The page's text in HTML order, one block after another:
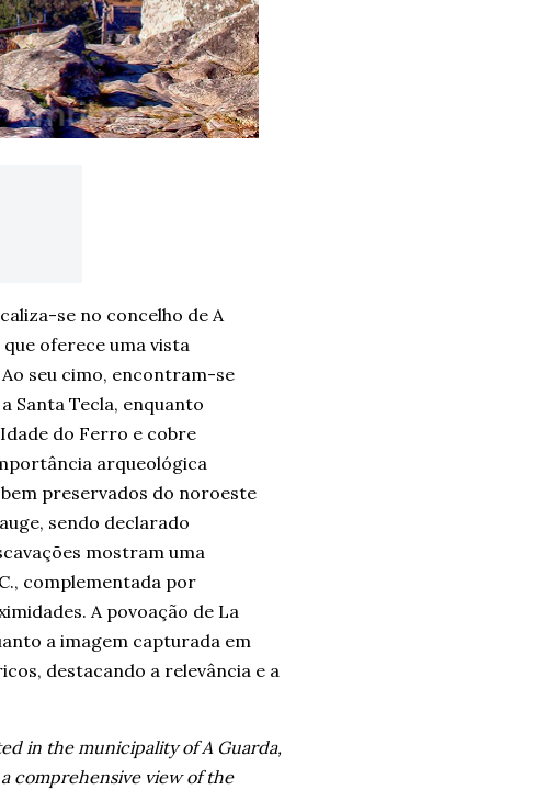
se no concelho de A
oferece uma vista
seu cimo, encontram-se
Santa Tecla, enquanto
do Ferro e cobre
arqueológica
preservados do noroeste
sendo declarado
mostram uma
complementada por
A povoação de La
a imagem capturada em
destacando a relevância e a
in the municipality of A Guarda,
comprehensive view of the